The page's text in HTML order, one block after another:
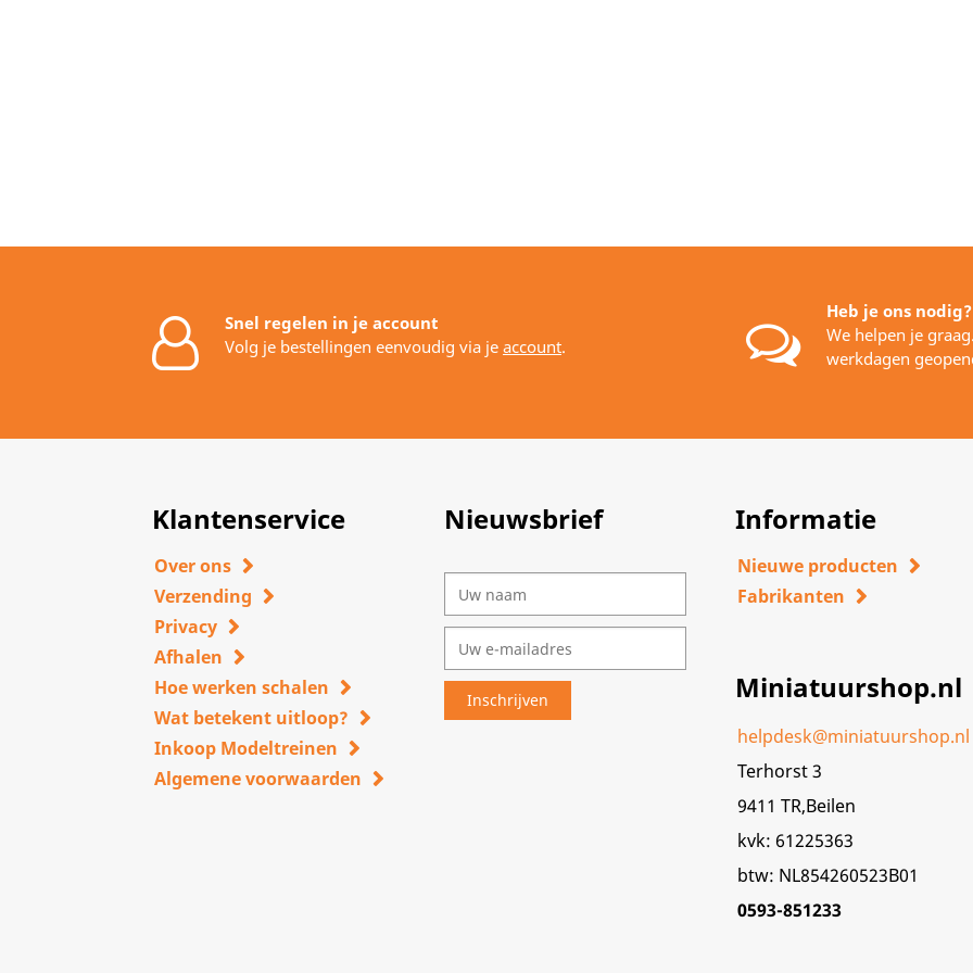
Snel regelen in je account
Volg je bestellingen eenvoudig via je account.
Heb je ons nodig?
We helpen je graag.
werkdagen
Klantenservice
Over ons
Verzending
Privacy
Afhalen
Hoe werken schalen
Wat betekent uitloop?
Inkoop Modeltreinen
Algemene voorwaarden
Nieuwsbrief Informatie
Nieuwe producten
Fabrikanten
Miniatuurshop.nl
helpdesk@miniatuurshop.nl
Terhorst 3
9411 TR,Beilen
kvk: 61225363
btw: NL854260523B01
0593-851233